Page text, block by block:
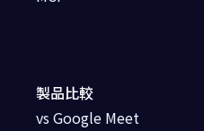
製品比較
vs Google Meet